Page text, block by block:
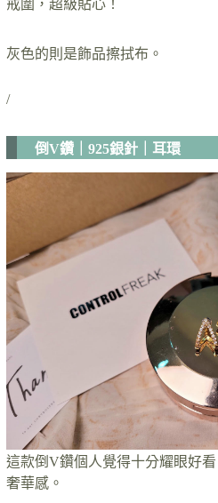
戒圍，超級貼心！
灰色的則是飾品擦拭布。
/
倒V鑽｜925銀針｜耳環
這款倒V鑽個人覺得十分耀眼好
奢華感。